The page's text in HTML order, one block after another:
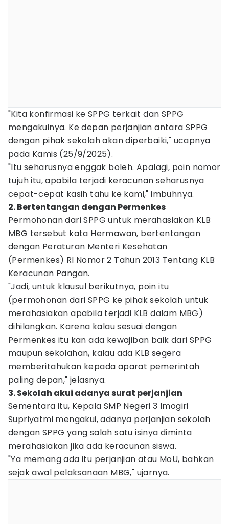
"Kita konfirmasi ke SPPG terkait dan SPPG
mengakuinya. Ke depan perjanjian antara SPPG
dengan pihak sekolah akan diperbaiki," ucapnya
pada Kamis (25/9/2025).
‎"Itu seharusnya enggak boleh. Apalagi, poin nomor
tujuh itu, apabila terjadi keracunan seharusnya
cepat-cepat kasih tahu ke kami," imbuhnya.
2. Bertentangan dengan Permenkes
Permohonan dari SPPG untuk merahasiakan KLB
MBG tersebut kata Hermawan, bertentangan
dengan Peraturan Menteri Kesehatan
(Permenkes) RI Nomor 2 Tahun 2013 Tentang KLB
Keracunan Pangan.
‎‎"Jadi, untuk klausul berikutnya, poin itu
(permohonan dari SPPG ke pihak sekolah untuk
merahasiakan apabila terjadi KLB dalam MBG)
dihilangkan. Karena kalau sesuai dengan
Permenkes itu kan ada kewajiban baik dari SPPG
maupun sekolahan, kalau ada KLB segera
memberitahukan kepada aparat pemerintah
paling depan," jelasnya.
3. Sekolah akui adanya surat perjanjian
Sementara itu, Kepala SMP Negeri 3 Imogiri
Supriyatmi mengakui, adanya perjanjian sekolah
dengan SPPG yang salah satu isinya diminta
merahasiakan jika ada keracunan siswa.
‎‎"Ya memang ada itu perjanjian atau MoU, bahkan
sejak awal pelaksanaan MBG," ujarnya.